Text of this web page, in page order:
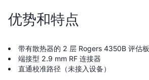
优势和特点
带有散热器的 2 层 Rogers 4350B 评估板
端接型 2.9 mm RF 连接器
直通校准路径（未接入设备）